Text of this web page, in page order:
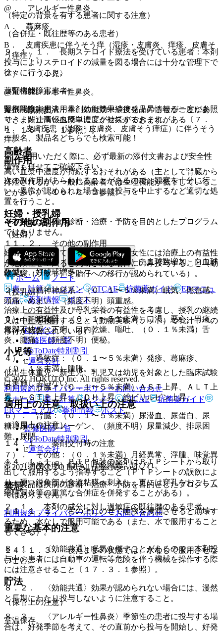
（特定の背景を有する患者に関する注意）
（合併症・既往歴等のある患者）
９．１．１． 長期ステロイド療法を受けている患者：本剤
投与によりステロイドの減量を図る場合には十分な管理下で
徐々に行うこと。
（腎機能障害患者）
腎機能障害患者：本剤の血漿中濃度を上昇させることがあ
り、また、高い血漿中濃度が持続するおそれがある〔７．
１、１６．６．１参照〕。
高齢者
高い血漿中濃度が持続するおそれがある（主として腎臓から
排泄されるが、一般に高齢者では生理機能が低下しているこ
とが多い）〔１６．６．２参照〕。
妊婦・授乳婦
（妊婦）
妊婦又は妊娠している可能性のある女性には治療上の有益性
が危険性を上回ると判断される場合にのみ投与すること（動
物実験（ラット）で胎仔への移行が認められている）。
（授乳婦）
治療上の有益性及び母乳栄養の有益性を考慮し、授乳の継続
又は中止を検討すること（動物実験（ラット）で乳汁中への
移行が報告されている）。
小児等
低出生体重児、新生児、乳児又は幼児を対象とした臨床試験
は実施していない。
適用上の注意、取扱い上の注意
（適用上の注意）
１４．１． 薬剤交付時の注意
１４．１．１． ＰＴＰ包装の薬剤はＰＴＰシートから取り
出して服用するよう指導すること（ＰＴＰシートの誤飲によ
り、硬い鋭角部が食道粘膜へ刺入し、更には穿孔をおこして
縦隔洞炎等の重篤な合併症を併発することがある）。
１４．１．２． 舌の上にのせて唾液を浸潤させると崩壊す
るため、水なしで服用可能である（また、水で服用すること
もできる）。
１４．１．３． 寝たままの状態では、水なしで服用させな
いこと。
貯法
（保管上の注意）
室温保存。
@． アレルギー性鼻炎。
A． 蕁麻疹。
B． 皮膚疾患に伴うそう痒（湿疹・皮膚炎、痒疹、皮膚そ
う痒症）。
２）． 〈小児〉
@． アレルギー性鼻炎。
A． 蕁麻疹。
B． 皮膚疾患（湿疹・皮膚炎、皮膚そう痒症）に伴うそう
痒。
副作用
次の副作用があらわれることがあるので、観察を十分に行
い、異常が認められた場合には投与を中止するなど適切な処
置を行うこと。
その他の副作用
１１．２． その他の副作用
１）． 血液：（０．１〜５％未満）白血球数増加、白血球
数減少、好酸球増多。
２）． 精神神経系：（０．１〜５％未満）眠気、倦怠感、
頭痛、めまい、（頻度不明）頭重感。
３）． 消化器：（０．１〜５％未満）口渇、悪心、胃痛、
胃部不快感、下痢、口内乾燥、嘔吐、（０．１％未満）舌
炎、腹痛、（頻度不明）便秘。
４）． 過敏症：（０．１〜５％未満）発疹、蕁麻疹、
（０．１％未満）腫脹。
５）． 肝臓：（０．１〜５％未満）ＡＳＴ上昇、ＡＬＴ上
昇、γ−ＧＴＰ上昇、ＬＤＨ上昇、総ビリルビン上昇。
６）． 腎臓：（０．１〜５％未満）尿潜血、尿蛋白、尿
糖、尿ウロビリノーゲン、（頻度不明）尿量減少、排尿困
難、尿閉。
７）． その他：（０．１％未満）月経異常、浮腫、味覚異
常、（頻度不明）動悸、呼吸困難、しびれ。
禁忌
２．１． 本剤の成分に対し過敏症の既往歴のある患者。
重要な基本的注意
８．１． 〈効能共通〉眠気を催すことがあるので、本剤投
与中の患者には自動車の運転等危険を伴う機械を操作する際
には注意させること〔１７．３．１参照〕。
８．２． 〈効能共通〉効果が認められない場合には、漫然
と長期にわたり投与しないように注意すること。
８．３． 〈アレルギー性鼻炎〉季節性の患者に投与する場
合は、好発季節を考えて、その直前から投与を開始し、好発
薬剤情報
薬剤写真、用法用量、効能効果や後発品の情報が一度に参照
でき、関連情報へ簡単にアクセスができます。
一般名、製品名どちらでも検索可能！
※ ご使用いただく際に、必ず最新の添付文書および安全性
情報も併せてご確認下さい。
※本製品は疾病の診断・治療・予防を目的としたプログラム
ではありません。
ホーム
ノート
表・計算
レジメン CTCAE 抗菌薬ガイド
ERマニュ
アル
薬剤情報 ポスト
新規登録
ログイン
監修医師一覧
UpToDate特別割引
運営会社
© 2021 HOKUTO Inc. All rights reserved.
利用規約プライバシーポリシーお問い合わせ
ホーム
表・計算 レジメン CTCAE
抗菌薬ガイド
ERマニュアル
薬剤情報 ポスト
監修医師一覧
UpToDate特別割引
運営会社
© 2021 HOKUTO Inc. All rights reserved.
※本製品は疾病の診断・治療・予防を目的としたプログラム
ではありません。
利用規約プライバシーポリシーお問い合わせ